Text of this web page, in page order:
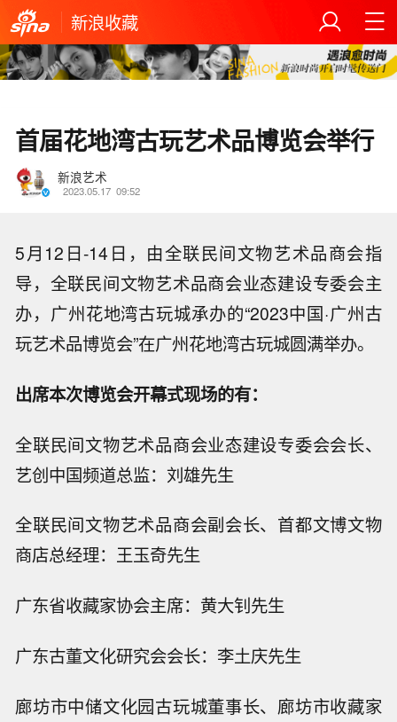
新浪收藏
首届花地湾古玩艺术品博览会举行
新浪艺术
2023.05.17 09:52
5月12日-14日，由全联民间文物艺术品商会指
导，全联民间文物艺术品商会业态建设专委会主
办，广州花地湾古玩城承办的“2023中国·广州古
玩艺术品博览会”在广州花地湾古玩城圆满举办。
出席本次博览会开幕式现场的有：
全联民间文物艺术品商会业态建设专委会会长、
艺创中国频道总监：刘雄先生
全联民间文物艺术品商会副会长、首都文博文物
商店总经理：王玉奇先生
广东省收藏家协会主席：黄大钊先生
广东古董文化研究会会长：李土庆先生
廊坊市中储文化园古玩城董事长、廊坊市收藏家